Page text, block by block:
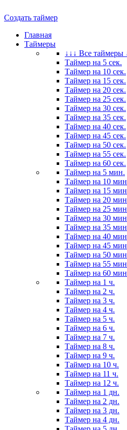
Создать таймер
Главная
Таймеры
↓↓↓ Все таймеры
Таймер на 5 сек.
Таймер на 10 сек.
Таймер на 15 сек.
Таймер на 20 сек.
Таймер на 25 сек.
Таймер на 30 сек.
Таймер на 35 сек.
Таймер на 40 сек.
Таймер на 45 сек.
Таймер на 50 сек.
Таймер на 55 сек.
Таймер на 60 сек.
Таймер на 5 мин.
Таймер на 10
Таймер на 15
Таймер на 20
Таймер на 25
Таймер на 30
Таймер на 35
Таймер на 40
Таймер на 45
Таймер на 50
Таймер на 55
Таймер на 60
Таймер на 1 ч.
Таймер на 2 ч.
Таймер на 3 ч.
Таймер на 4 ч.
Таймер на 5 ч.
Таймер на 6 ч.
Таймер на 7 ч.
Таймер на 8 ч.
Таймер на 9 ч.
Таймер на 10 ч.
Таймер на 11 ч.
Таймер на 12 ч.
Таймер на 1 дн.
Таймер на 2 дн.
Таймер на 3 дн.
Таймер на 4 дн.